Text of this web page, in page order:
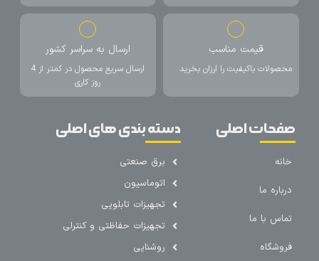
قیمت مناسب
محصولات باکیفیت را ارزان بخرید
ارسال به سراسر کشور
ارسال سریع محصول در کمتر از 4
روز کاری
صفحات اصلی
خانه
درباره ما
تماس با ما
فروشگاه
دسته بندی های اصلی
برق صنعتی
اتوماسیون
تجهیزات تابلویی
تجهیزات حفاظتی و کنترلی
روشنایی